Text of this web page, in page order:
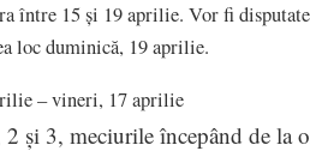
între 15 și 19 aprilie. Vor fi
loc duminică, 19 aprilie.
– vineri, 17 aprilie
și 3, meciurile începând de la